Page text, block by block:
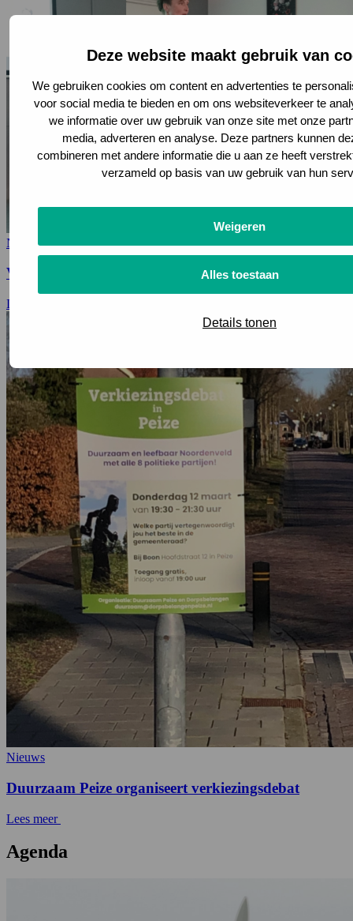
Deze website maakt gebruik van
We gebruiken cookies om content en advertenties te
voor social media te bieden en om ons websiteverkeer te
we informatie over uw gebruik van onze site met onze
media, adverteren en analyse. Deze partners kunnen
combineren met andere informatie die u aan ze heeft
verzameld op basis van uw gebruik van hun
Weigeren
Alles toestaan
Details tonen
Nieuws
Verrijkende kennissessie politieke beïnvloeding
Lees meer
Nieuws
Duurzaam Peize organiseert verkiezingsdebat
Lees meer
Agenda